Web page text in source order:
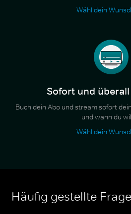
Wähl dein
Sofort und
Buch dein Abo und stream sofort
und wann du
Wähl dein
Häufig gestellte